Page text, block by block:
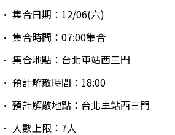
・ 集合日期：12/06(六)
・ 集合時間：07:00集合
・ 集合地點：台北車站西三門
・ 預計解散時間：18:00
・ 預計解散地點：台北車站西三門
・ 人數上限：7人